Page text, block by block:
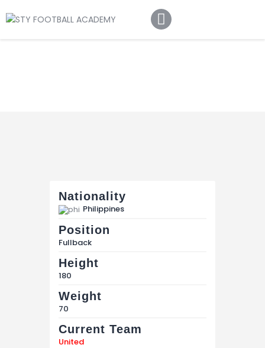
Nationality
Philippines
Position
Fullback
Height
180
Weight
70
Current Team
United